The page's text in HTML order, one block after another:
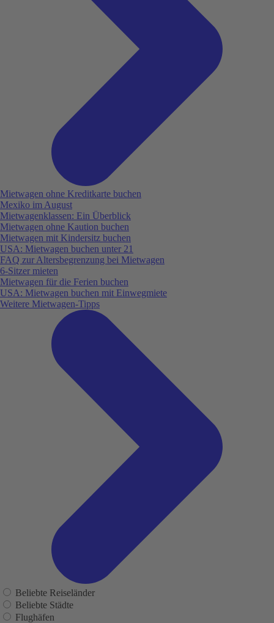
Mietwagen ohne Kreditkarte buchen
Mexiko im August
Mietwagenklassen: Ein Überblick
Mietwagen ohne Kaution buchen
Mietwagen mit Kindersitz buchen
USA: Mietwagen buchen unter 21
FAQ zur Altersbegrenzung bei Mietwagen
6-Sitzer mieten
Mietwagen für die Ferien buchen
USA: Mietwagen buchen mit Einwegmiete
Weitere Mietwagen-Tipps
Beliebte Reiseländer
Beliebte Städte
Flughäfen